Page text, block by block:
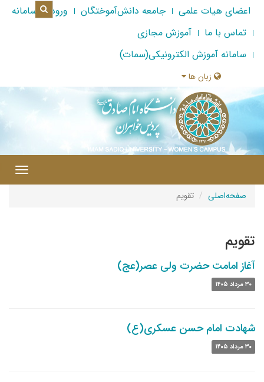
اعضای هیات علمی جامعه دانش‌آموختگان
ورود به سامانه
تماس با ما
آموزش مجازی
سامانه آموزش الکترونیکی(سمات)
زبان ها
صفحه‌اصلی تقویم
تقویم
آغاز امامت حضرت ولی عصر(عج)
۳۰ مرداد ۱۴۰۵
شهادت امام حسن عسکری(ع)
۳۰ مرداد ۱۴۰۵